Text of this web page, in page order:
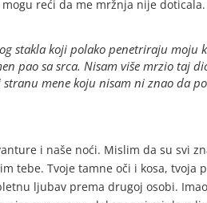
reći da me mržnja nije doticala.
stakla koji polako penetriraju moju
pao sa srca. Nisam više mrzio taj
mene koju nisam ni znao da
i naše noći. Mislim da su svi
tebe. Tvoje tamne oči i kosa, tvoja
ljubav prema drugoj osobi.